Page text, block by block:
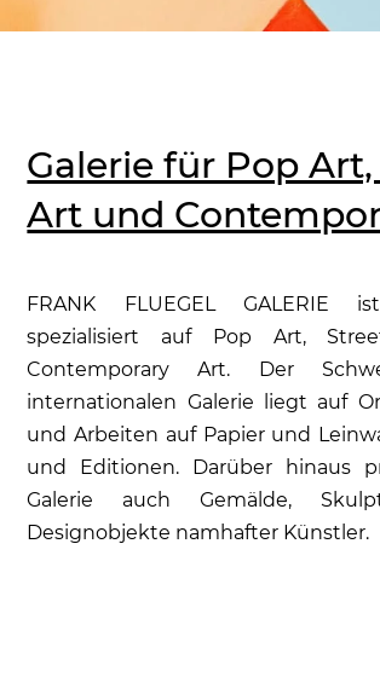
Galerie für Pop
Art und
FRANK FLUEGEL GALERIE
spezialisiert auf Pop Art,
Contemporary Art. Der
internationalen Galerie liegt auf
und Arbeiten auf Papier und
und Editionen. Darüber hinaus
Galerie auch Gemälde,
Designobjekte namhafter Künstler.